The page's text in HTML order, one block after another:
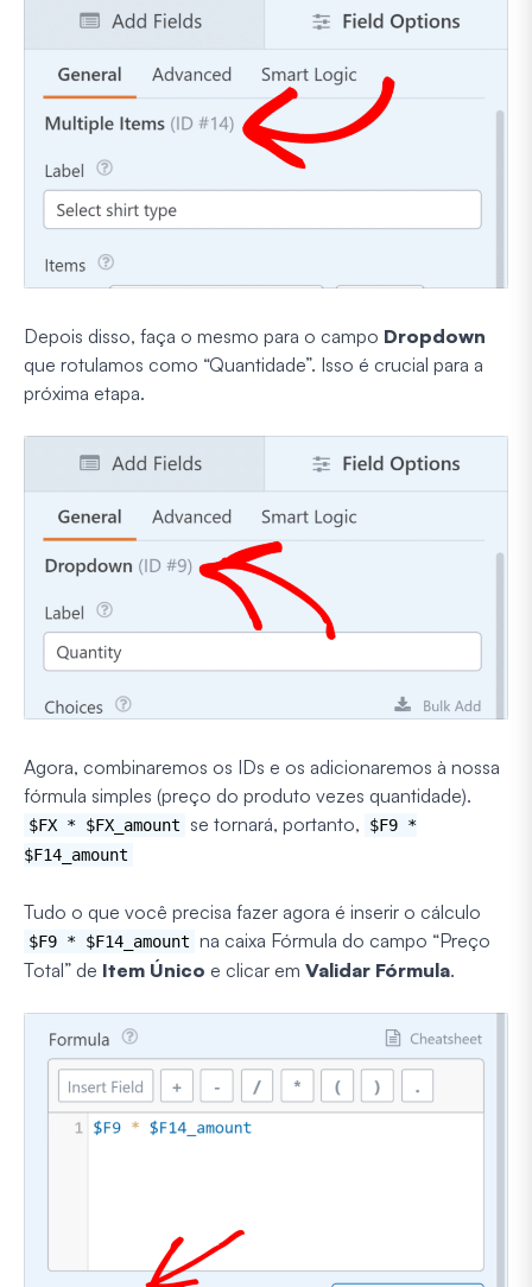
Depois disso, faça o mesmo para o campo Dropdown
que rotulamos como “Quantidade”. Isso é crucial para a
próxima etapa.
Agora, combinaremos os IDs e os adicionaremos à nossa
fórmula simples (preço do produto vezes quantidade).
$FX * $FX_amount se tornará, portanto,
$F9 *
$F14_amount
Tudo o que você precisa fazer agora é inserir o cálculo
$F9 * $F14_amount na caixa Fórmula do campo “Preço
Total” de Item Único e clicar em Validar Fórmula.